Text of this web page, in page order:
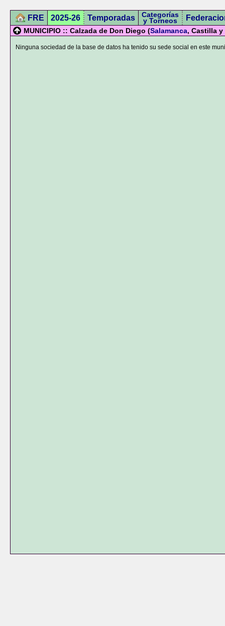
FRE 2025-26 Temporadas Categorías
y Torneos
MUNICIPIO :: Calzada de Don Diego (Salamanca, Castilla y
Ninguna sociedad de la base de datos ha tenido su sede social en este